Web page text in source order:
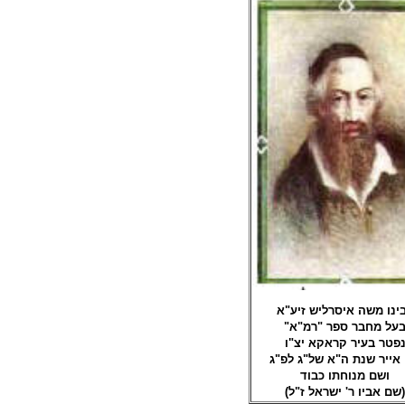
משה איסרליש זיע"א
בעל מחבר ספר "רמ"א"
נפטר בעיר קראקא יצ"ו
אייר שנת ה"א של"ג לפ"ג
ושם מנוחתו כבוד
(שם אביו ר' ישראל ז"ל)